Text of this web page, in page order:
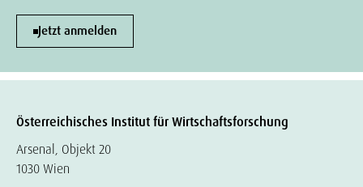
Jetzt anmelden
Österreichisches Institut für Wirtschaftsforschung
Arsenal, Objekt 20
1030 Wien